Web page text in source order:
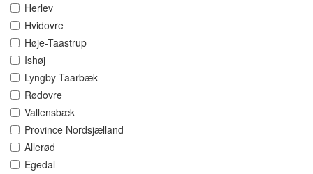
Herlev
Hvidovre
Høje-Taastrup
Ishøj
Lyngby-Taarbæk
Rødovre
Vallensbæk
Province Nordsjælland
Allerød
Egedal